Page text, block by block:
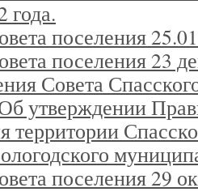
года.
поселения
поселения 23
Совета
утверждении
территории
поселения 29